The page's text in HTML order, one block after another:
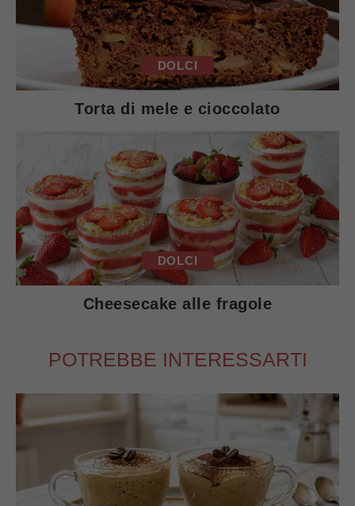
DOLCI
Torta di mele e cioccolato
DOLCI
Cheesecake alle fragole
POTREBBE INTERESSARTI